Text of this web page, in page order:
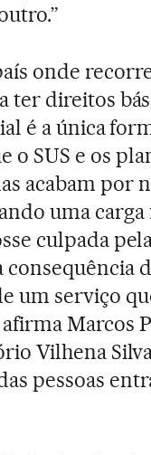
onde
ter direitos
é a única
SUS e os
acabam por
uma carga
culpada
consequência
um serviço
Marcos
Vilhena
pessoas